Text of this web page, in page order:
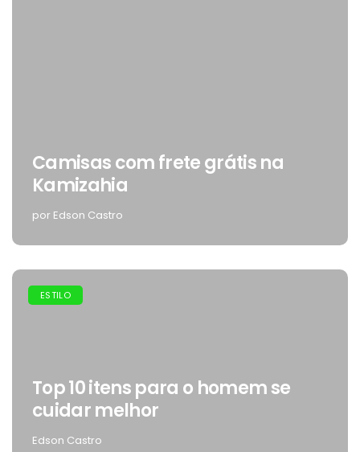
Camisas com frete grátis na
Kamizahia
por Edson Castro
ESTILO
Top 10 itens para o homem se
cuidar melhor
Edson Castro